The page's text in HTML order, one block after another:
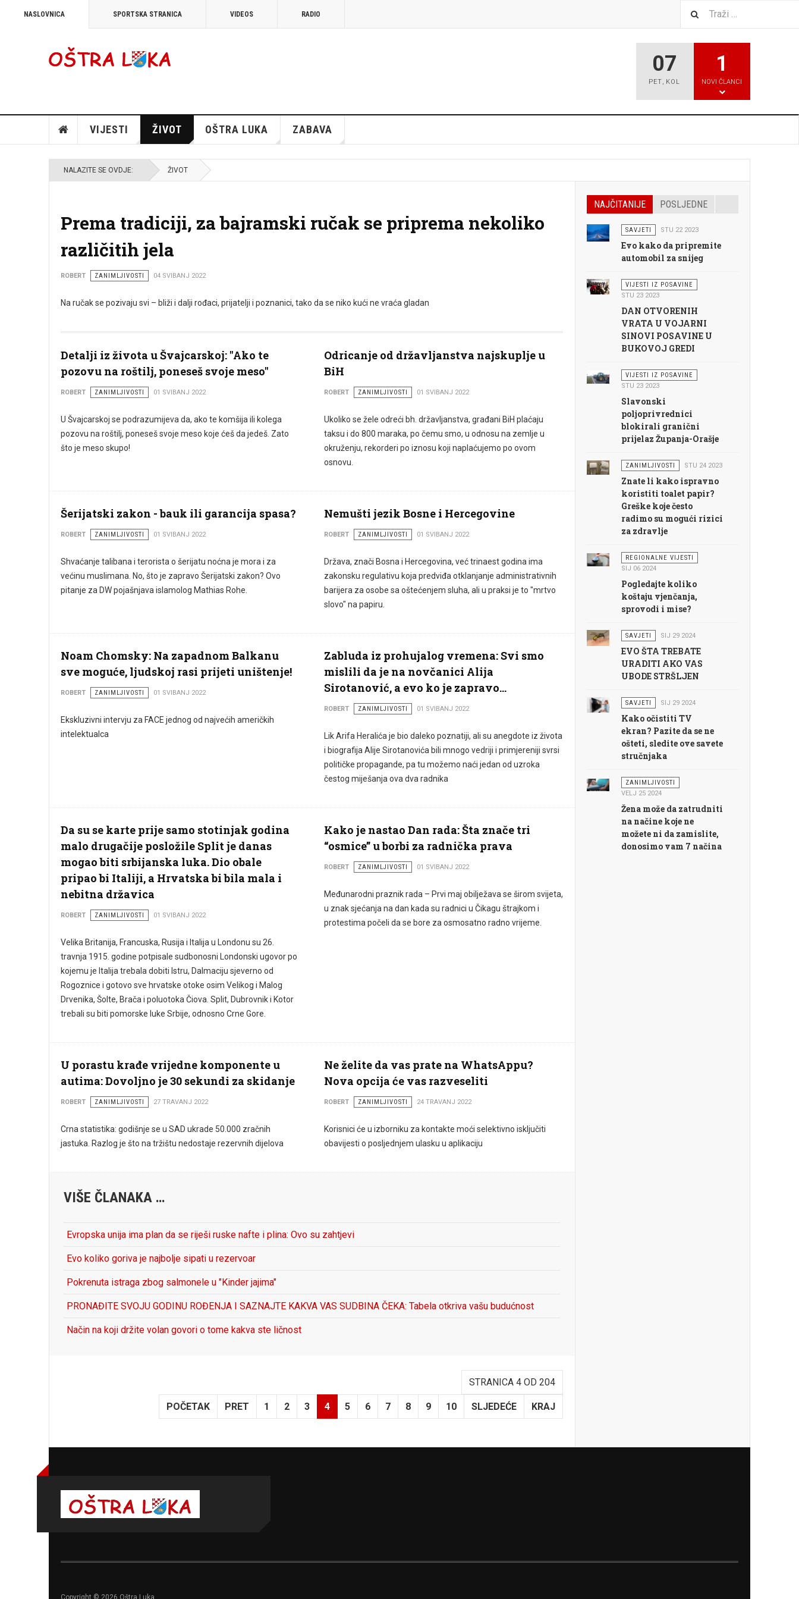
NASLOVNICA SPORTSKA STRANICA VIDEOS RADIO
07
PET, KOL
1
NOVI ČLANCI
VIJESTI ŽIVOT OŠTRA LUKA ZABAVA
NALAZITE SE OVDJE: ŽIVOT
Prema tradiciji, za bajramski ručak se priprema nekoliko
različitih jela
ROBERT ZANIMLJIVOSTI 04 SVIBANJ 2022
Na ručak se pozivaju svi – bliži i dalji rođaci, prijatelji i poznanici, tako da se niko kući ne vraća gladan
Detalji iz života u Švajcarskoj: "Ako te
pozovu na roštilj, poneseš svoje meso"
ROBERT ZANIMLJIVOSTI 01 SVIBANJ 2022
U Švajcarskoj se podrazumijeva da, ako te komšija ili kolega
pozovu na roštilj, poneseš svoje meso koje ćeš da jedeš. Zato
što je meso skupo!
Odricanje od državljanstva najskuplje u
BiH
ROBERT ZANIMLJIVOSTI 01 SVIBANJ 2022
Ukoliko se žele odreći bh. državljanstva, građani BiH plaćaju
taksu i do 800 maraka, po čemu smo, u odnosu na zemlje u
okruženju, rekorderi po iznosu koji naplaćujemo po ovom
osnovu.
Šerijatski zakon - bauk ili garancija spasa?
ROBERT ZANIMLJIVOSTI 01 SVIBANJ 2022
Shvaćanje talibana i terorista o šerijatu noćna je mora i za
većinu muslimana. No, što je zapravo Šerijatski zakon? Ovo
pitanje za DW pojašnjava islamolog Mathias Rohe.
Nemušti jezik Bosne i Hercegovine
ROBERT ZANIMLJIVOSTI 01 SVIBANJ 2022
Država, znači Bosna i Hercegovina, već trinaest godina ima
zakonsku regulativu koja predviđa otklanjanje administrativnih
barijera za osobe sa oštećenjem sluha, ali u praksi je to "mrtvo
slovo" na papiru.
Noam Chomsky: Na zapadnom Balkanu
sve moguće, ljudskoj rasi prijeti uništenje!
ROBERT ZANIMLJIVOSTI 01 SVIBANJ 2022
Ekskluzivni intervju za FACE jednog od najvećih američkih
intelektualca
Zabluda iz prohujalog vremena: Svi smo
mislili da je na novčanici Alija
Sirotanović, a evo ko je zapravo...
ROBERT ZANIMLJIVOSTI 01 SVIBANJ 2022
Lik Arifa Heralića je bio daleko poznatiji, ali su anegdote iz života
i biografija Alije Sirotanovića bili mnogo vedriji i primjereniji svrsi
političke propagande, pa tu možemo naći jedan od uzroka
čestog miješanja ova dva radnika
Da su se karte prije samo stotinjak godina
malo drugačije posložile Split je danas
mogao biti srbijanska luka. Dio obale
pripao bi Italiji, a Hrvatska bi bila mala i
nebitna državica
ROBERT ZANIMLJIVOSTI 01 SVIBANJ 2022
Velika Britanija, Francuska, Rusija i Italija u Londonu su 26.
travnja 1915. godine potpisale sudbonosni Londonski ugovor po
kojemu je Italija trebala dobiti Istru, Dalmaciju sjeverno od
Rogoznice i gotovo sve hrvatske otoke osim Velikog i Malog
Drvenika, Šolte, Brača i poluotoka Čiova. Split, Dubrovnik i Kotor
trebali su biti pomorske luke Srbije, odnosno Crne Gore.
Kako je nastao Dan rada: Šta znače tri
“osmice” u borbi za radnička prava
ROBERT ZANIMLJIVOSTI 01 SVIBANJ 2022
Međunarodni praznik rada – Prvi maj obilježava se širom svijeta,
u znak sjećanja na dan kada su radnici u Čikagu štrajkom i
protestima počeli da se bore za osmosatno radno vrijeme.
U porastu krađe vrijedne komponente u
autima: Dovoljno je 30 sekundi za skidanje
ROBERT ZANIMLJIVOSTI 27 TRAVANJ 2022
Crna statistika: godišnje se u SAD ukrade 50.000 zračnih
jastuka. Razlog je što na tržištu nedostaje rezervnih dijelova
Ne želite da vas prate na WhatsAppu?
Nova opcija će vas razveseliti
ROBERT ZANIMLJIVOSTI 24 TRAVANJ 2022
Korisnici će u izborniku za kontakte moći selektivno isključiti
obavijesti o posljednjem ulasku u aplikaciju
VIŠE ČLANAKA …
Evropska unija ima plan da se riješi ruske nafte i plina: Ovo su zahtjevi
Evo koliko goriva je najbolje sipati u rezervoar
Pokrenuta istraga zbog salmonele u "Kinder jajima"
PRONAĐITE SVOJU GODINU ROĐENJA I SAZNAJTE KAKVA VAS SUDBINA ČEKA: Tabela otkriva vašu budućnost
Način na koji držite volan govori o tome kakva ste ličnost
STRANICA 4 OD 204
POČETAK PRET 1 2 3 4 5 6 7 8 9 10 SLJEDEĆE KRAJ
NAJČITANIJE POSLJEDNE
SAVJETI STU 22 2023
Evo kako da pripremite
automobil za snijeg
VIJESTI IZ POSAVINE
STU 23 2023
DAN OTVORENIH
VRATA U VOJARNI
SINOVI POSAVINE U
BUKOVOJ GREDI
VIJESTI IZ POSAVINE
STU 23 2023
Slavonski
poljoprivrednici
blokirali granični
prijelaz Županja-Orašje
ZANIMLJIVOSTI STU 24 2023
Znate li kako ispravno
koristiti toalet papir?
Greške koje često
radimo su mogući rizici
za zdravlje
REGIONALNE VIJESTI
SIJ 06 2024
Pogledajte koliko
koštaju vjenčanja,
sprovodi i mise?
SAVJETI SIJ 29 2024
EVO ŠTA TREBATE
URADITI AKO VAS
UBODE STRŠLJEN
SAVJETI SIJ 29 2024
Kako očistiti TV
ekran? Pazite da se ne
ošteti, sledite ove savete
stručnjaka
ZANIMLJIVOSTI
VELJ 25 2024
Žena može da zatrudniti
na načine koje ne
možete ni da zamislite,
donosimo vam 7 načina
Copyright © 2026 Oštra Luka.